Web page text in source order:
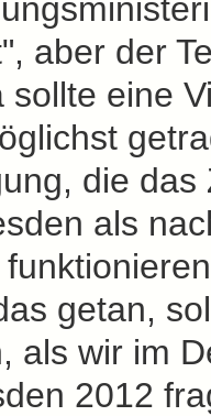
aber der
sollte eine
die
als
getan,
als wir im
2012